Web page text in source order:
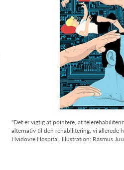
"Det er vigtig at pointere, at
alternativ til den rehabilitering, vi allerede
Hvidovre Hospital. Illustration: Rasmus